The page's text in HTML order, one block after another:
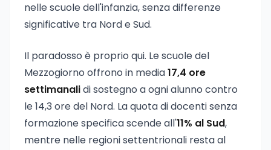
nelle scuole dell'infanzia, senza differenze
significative tra Nord e Sud.
Il paradosso è proprio qui. Le scuole del
Mezzogiorno offrono in media17,4 ore
settimanalidi sostegno a ogni alunno contro
le 14,3 ore del Nord. La quota di docenti senza
formazione specifica scende all'11% al Sud,
mentre nelle regioni settentrionali resta al